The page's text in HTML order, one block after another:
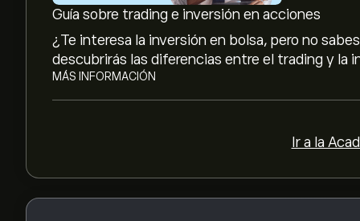
Guía sobre trading e inversión en acciones
¿Te interesa la inversión en bolsa, pero no
descubrirás las diferencias entre el trading y la
MÁS INFORMACIÓN
Ir a la
Las previsiones de los analistas para las
tendencias del mercado, los estados
previsiones más recientes para conocer la